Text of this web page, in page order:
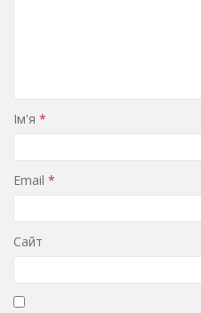
Ім'я *
Email *
Сайт